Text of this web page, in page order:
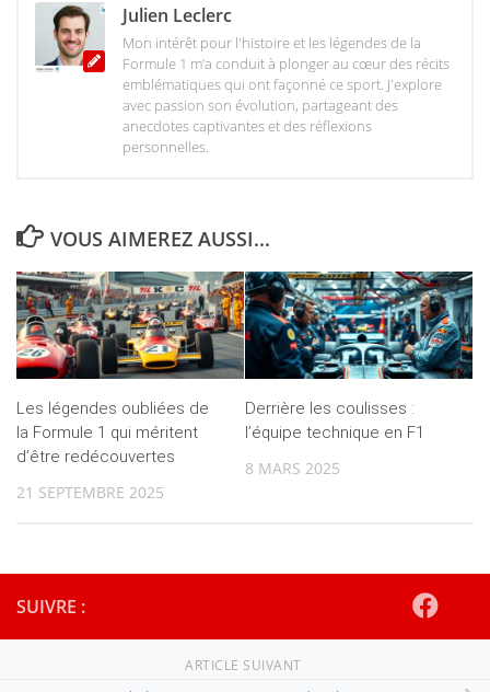
Julien Leclerc
Mon intérêt pour l'histoire et les légendes de la
Formule 1 m’a conduit à plonger au cœur des récits
emblématiques qui ont façonné ce sport. J'explore
avec passion son évolution, partageant des
anecdotes captivantes et des réflexions
personnelles.
VOUS AIMEREZ AUSSI...
Les légendes oubliées de
la Formule 1 qui méritent
d’être redécouvertes
21 SEPTEMBRE 2025
Derrière les coulisses :
l’équipe technique en F1
8 MARS 2025
SUIVRE :
ARTICLE SUIVANT